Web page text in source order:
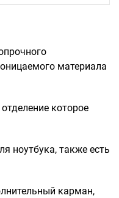
для детских
материала
которое
ноутбука, также есть
карман,